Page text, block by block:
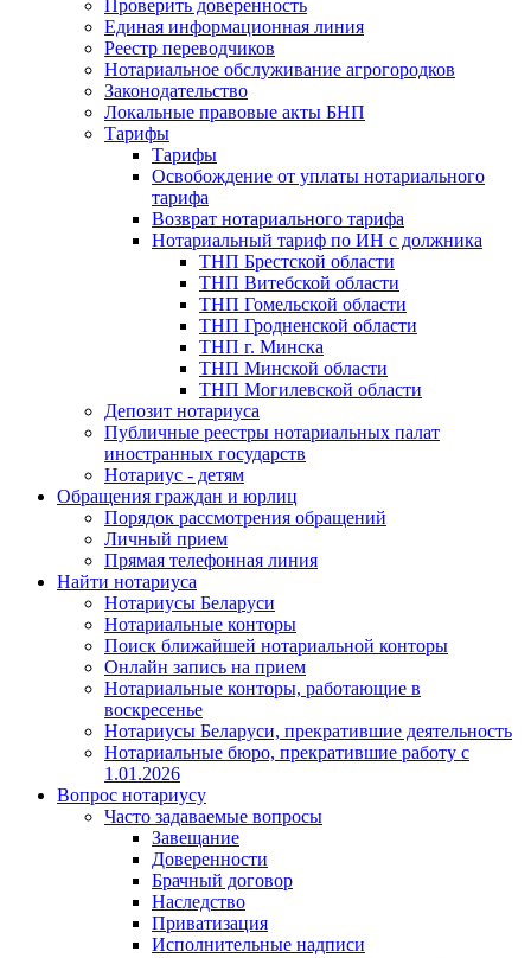
Проверить доверенность
Единая информационная линия
Реестр переводчиков
Нотариальное обслуживание агрогородков
Законодательство
Локальные правовые акты БНП
Тарифы
Тарифы
Освобождение от уплаты нотариального
тарифа
Возврат нотариального тарифа
Нотариальный тариф по ИН с должника
ТНП Брестской области
ТНП Витебской области
ТНП Гомельской области
ТНП Гродненской области
ТНП г. Минска
ТНП Минской области
ТНП Могилевской области
Депозит нотариуса
Публичные реестры нотариальных палат
иностранных государств
Нотариус - детям
Обращения граждан и юрлиц
Порядок рассмотрения обращений
Личный прием
Прямая телефонная линия
Найти нотариуса
Нотариусы Беларуси
Нотариальные конторы
Поиск ближайшей нотариальной конторы
Онлайн запись на прием
Нотариальные конторы, работающие в
воскресенье
Нотариусы Беларуси, прекратившие деятельность
Нотариальные бюро, прекратившие работу с
1.01.2026
Вопрос нотариусу
Часто задаваемые вопросы
Завещание
Доверенности
Брачный договор
Наследство
Приватизация
Исполнительные надписи